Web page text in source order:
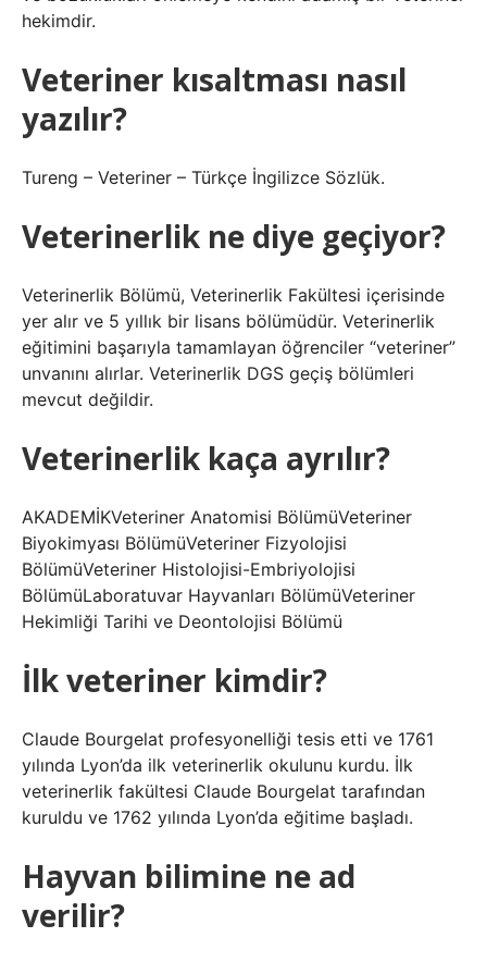
hekimdir.
Veteriner kısaltması nasıl
yazılır?
Tureng – Veteriner – Türkçe İngilizce Sözlük.
Veterinerlik ne diye geçiyor?
Veterinerlik Bölümü, Veterinerlik Fakültesi içerisinde
yer alır ve 5 yıllık bir lisans bölümüdür. Veterinerlik
eğitimini başarıyla tamamlayan öğrenciler “veteriner”
unvanını alırlar. Veterinerlik DGS geçiş bölümleri
mevcut değildir.
Veterinerlik kaça ayrılır?
AKADEMİKVeteriner Anatomisi BölümüVeteriner
Biyokimyası BölümüVeteriner Fizyolojisi
BölümüVeteriner Histolojisi-Embriyolojisi
BölümüLaboratuvar Hayvanları BölümüVeteriner
Hekimliği Tarihi ve Deontolojisi Bölümü
İlk veteriner kimdir?
Claude Bourgelat profesyonelliği tesis etti ve 1761
yılında Lyon’da ilk veterinerlik okulunu kurdu. İlk
veterinerlik fakültesi Claude Bourgelat tarafından
kuruldu ve 1762 yılında Lyon’da eğitime başladı.
Hayvan bilimine ne ad
verilir?